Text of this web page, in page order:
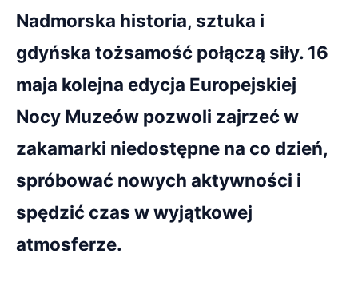
Nadmorska historia, sztuka i
gdyńska tożsamość połączą siły. 16
maja kolejna edycja Europejskiej
Nocy Muzeów pozwoli zajrzeć w
zakamarki niedostępne na co dzień,
spróbować nowych aktywności i
spędzić czas w wyjątkowej
atmosferze.